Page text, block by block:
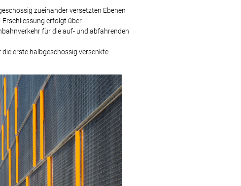
zueinander versetzten Ebenen
Erschliessung erfolgt über
für die auf- und abfahrenden
erste halbgeschossig versenkte